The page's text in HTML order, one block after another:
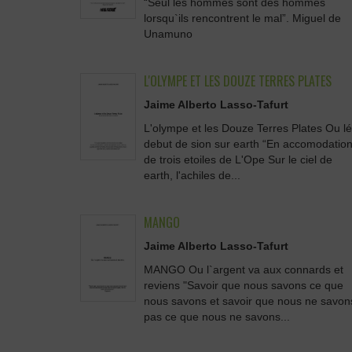
lorsqu`ils rencontrent le mal”. Miguel de
Unamuno
L'OLYMPE ET LES DOUZE TERRES PLATES
Jaime Alberto Lasso-Tafurt
L'olympe et les Douze Terres Plates Ou lé
debut de sion sur earth “En accomodation
de trois etoiles de L'Ope Sur le ciel de
earth, l'achiles de...
MANGO
Jaime Alberto Lasso-Tafurt
MANGO Ou l`argent va aux connards et
reviens "Savoir que nous savons ce que
nous savons et savoir que nous ne
pas ce que nous ne savons...